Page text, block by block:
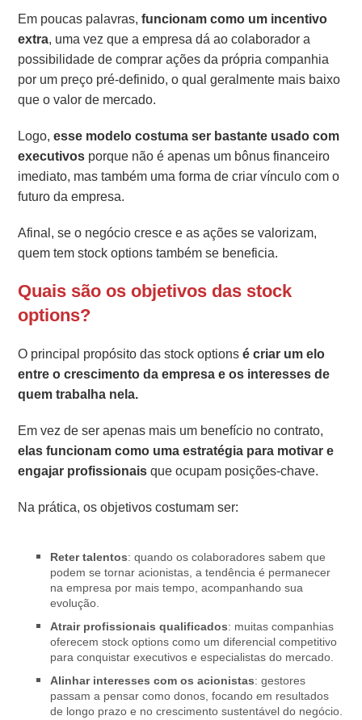
Em poucas palavras,funcionam como um incentivo
extra, uma vez que a empresa dá ao colaborador a
possibilidade de comprar ações da própria companhia
por um preço pré-definido, o qual geralmente mais baixo
que o valor de mercado.
Logo,esse modelo costuma ser bastante usado com
executivos porque não é apenas um bônus financeiro
imediato, mas também uma forma de criar vínculo com o
futuro da empresa.
Afinal, se o negócio cresce e as ações se valorizam,
quem tem stock options também se beneficia.
Quais são os objetivos das stock
options?
O principal propósito das stock optionsé criar um elo
entre o crescimento da empresa e os interesses de
quem trabalha nela.
Em vez de ser apenas mais um benefício no contrato,
elas funcionam como uma estratégia para motivar e
engajar profissionaisque ocupam posições-chave.
Na prática, os objetivos costumam ser:
Reter talentos: quando os colaboradores sabem que
podem se tornar acionistas, a tendência é permanecer
na empresa por mais tempo, acompanhando sua
evolução.
Atrair profissionais qualificados: muitas companhias
oferecem stock options como um diferencial competitivo
para conquistar executivos e especialistas do mercado.
Alinhar interesses com os acionistas: gestores
passam a pensar como donos, focando em resultados
de longo prazo e no crescimento sustentável do negócio.